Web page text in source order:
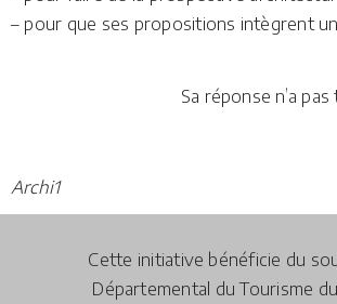
– pour que ses propositions intègrent
Sa réponse n’a pas
Archi1
Cette initiative bénéficie du
Départemental du Tourisme